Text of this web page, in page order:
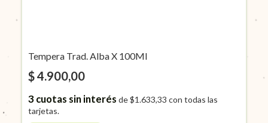
Tempera Trad. Alba X 100Ml
$ 4.900,00
3cuotas sin interés de$1.633,33 con todas las
tarjetas.